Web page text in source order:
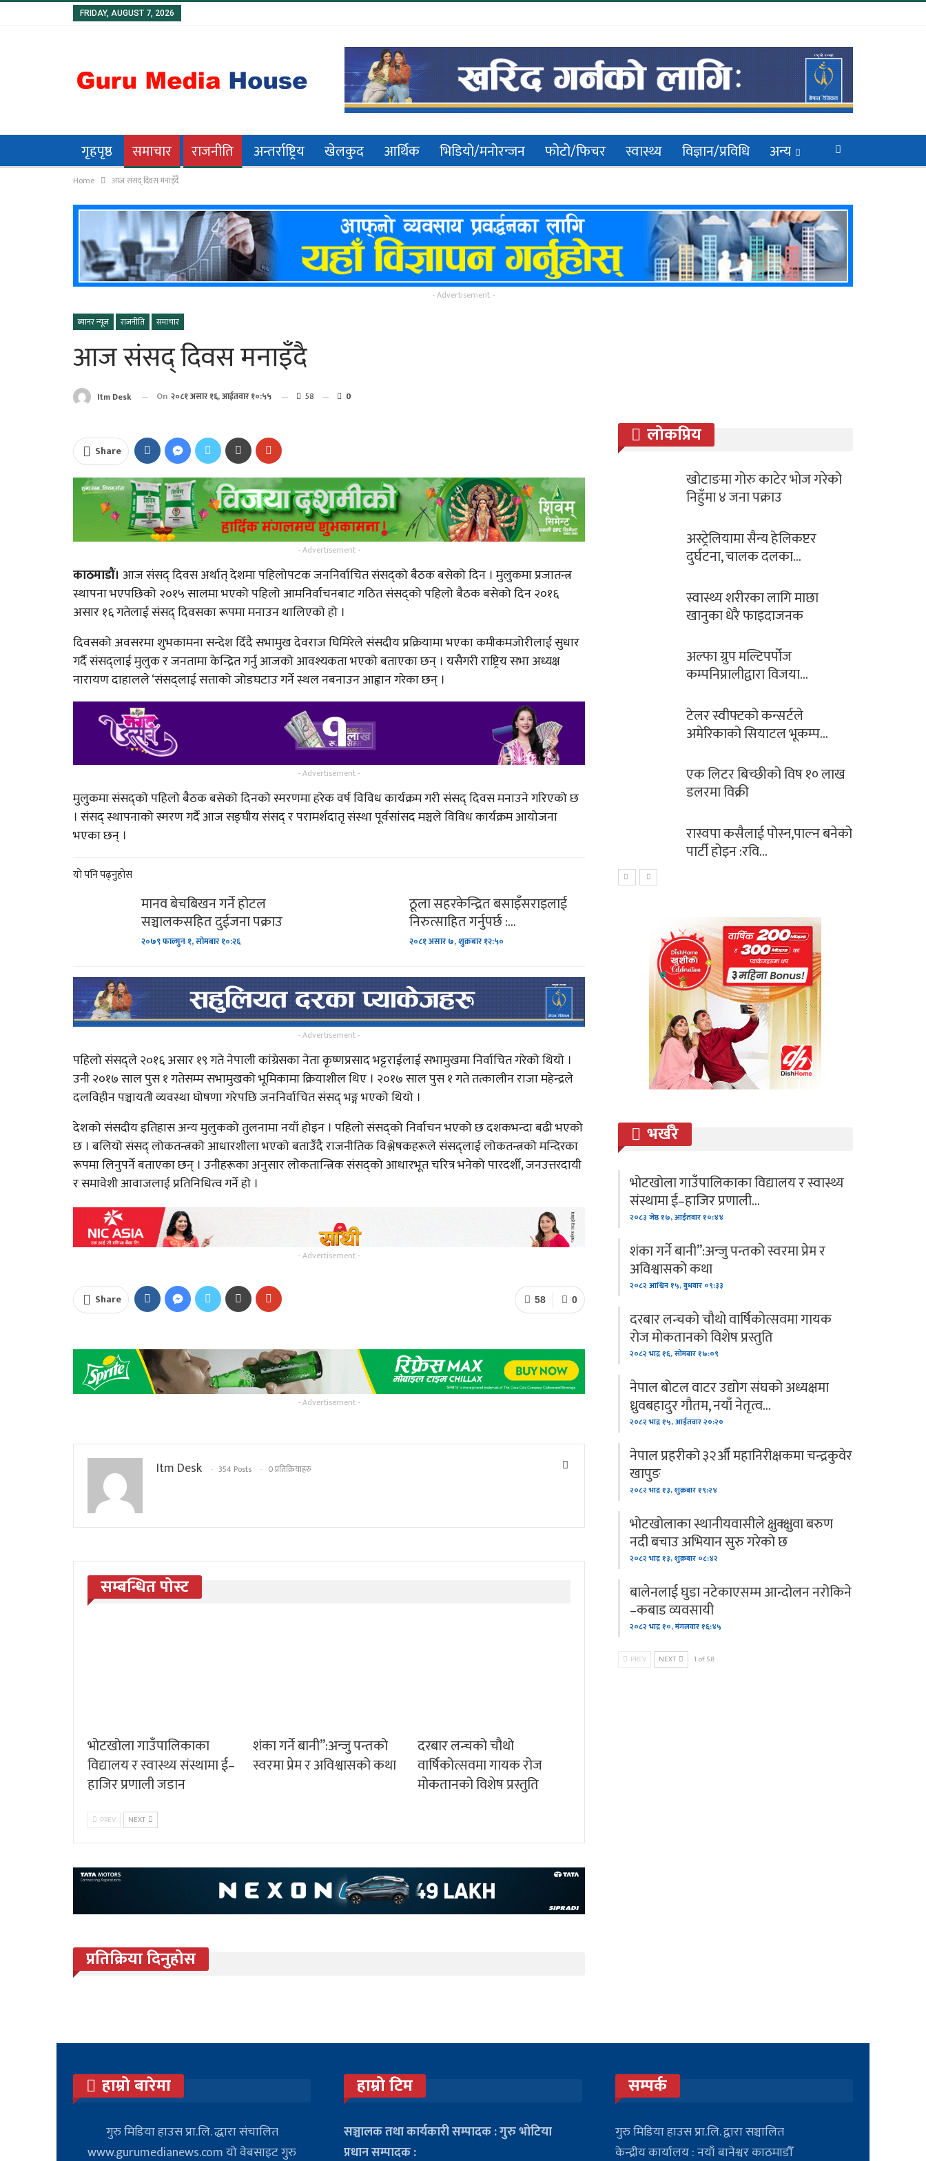
FRIDAY, AUGUST 7, 2026
गृहपृष्ठ समाचार राजनीति अन्तर्राष्ट्रिय खेलकुद आर्थिक भिडियो/मनोरन्जन फोटो/फिचर स्वास्थ्य विज्ञान/प्रविधि अन्य
Home आज संसद् दिवस मनाइँदै
- Advertisement -
ब्यानर न्यूज
राजनीति समाचार
आज संसद् दिवस मनाइँदै
Itm Desk On २०८१ असार १६, आईतवार १०:५५ 58 0
Share
- Advertisement -
काठमाडौं। आज संसद् दिवस अर्थात् देशमा पहिलोपटक जननिर्वाचित संसद्को बैठक बसेको दिन । मुलुकमा प्रजातन्त्र
स्थापना भएपछिको २०१५ सालमा भएको पहिलो आमनिर्वाचनबाट गठित संसद्को पहिलो बैठक बसेको दिन २०१६
असार १६ गतेलाई संसद् दिवसका रूपमा मनाउन थालिएको हो ।
दिवसको अवसरमा शुभकामना सन्देश दिँदै सभामुख देवराज घिमिरेले संसदीय प्रक्रियामा भएका कमीकमजोरीलाई सुधार
गर्दै संसद्लाई मुलुक र जनतामा केन्द्रित गर्नु आजको आवश्यकता भएको बताएका छन् । यसैगरी राष्ट्रिय सभा अध्यक्ष
नारायण दाहालले ‘संसद्लाई सत्ताको जोडघटाउ गर्ने स्थल नबनाउन आह्वान गरेका छन् ।
- Advertisement -
मुलुकमा संसद्को पहिलो बैठक बसेको दिनको स्मरणमा हरेक वर्ष विविध कार्यक्रम गरी संसद् दिवस मनाउने गरिएको छ
। संसद् स्थापनाको स्मरण गर्दै आज सङ्घीय संसद् र परामर्शदातृ संस्था पूर्वसांसद मञ्चले विविध कार्यक्रम आयोजना
भएका छन् ।
यो पनि पढ्नुहोस
मानव बेचबिखन गर्ने होटल
सञ्चालकसहित दुईजना पक्राउ
२०७९ फाल्गुन १, सोमबार १०:२६
ठूला सहरकेन्द्रित बसाइँसराइलाई
निरुत्साहित गर्नुपर्छ :…
२०८१ असार ७, शुक्रबार १२:५०
- Advertisement -
पहिलो संसद्ले २०१६ असार १९ गते नेपाली कांग्रेसका नेता कृष्णप्रसाद भट्टराईलाई सभामुखमा निर्वाचित गरेको थियो ।
उनी २०१७ साल पुस १ गतेसम्म सभामुखको भूमिकामा क्रियाशील थिए । २०१७ साल पुस १ गते तत्कालीन राजा महेन्द्रले
दलविहीन पञ्चायती व्यवस्था घोषणा गरेपछि जननिर्वाचित संसद् भङ्ग भएको थियो ।
देशको संसदीय इतिहास अन्य मुलुकको तुलनामा नयाँ होइन । पहिलो संसद्को निर्वाचन भएको छ दशकभन्दा बढी भएको
छ । बलियो संसद् लोकतन्त्रको आधारशीला भएको बताउँदै राजनीतिक विश्लेषकहरूले संसद्लाई लोकतन्त्रको मन्दिरका
रूपमा लिनुपर्ने बताएका छन् । उनीहरूका अनुसार लोकतान्त्रिक संसद्को आधारभूत चरित्र भनेको पारदर्शी, जनउत्तरदायी
र समावेशी आवाजलाई प्रतिनिधित्व गर्ने हो ।
- Advertisement -
0
58
Share
- Advertisement -
Itm Desk 354 Posts 0 प्रतिक्रियाहरु
सम्बन्धित पोस्ट
भोटखोला गाउँपालिकाका
विद्यालय र स्वास्थ्य संस्थामा ई–
हाजिर प्रणाली जडान
शंका गर्ने बानी”:अन्जु पन्तको
स्वरमा प्रेम र अविश्वासको कथा
दरबार लन्चको चौथो
वार्षिकोत्सवमा गायक रोज
मोकतानको विशेष प्रस्तुति
PREV NEXT
प्रतिक्रिया दिनुहोस
लोकप्रिय
पत्रकार प्रकाश बराईली
“अभिब्यक्ति” को मायाँ बिनाको…
आज सोमबार यसरी गर्नुहोस्
भगवान शिवको पुजा गर्दा नगर्नुहोस
यी १५ गल्ती !
भारतद्वारा नयाँ रकेट प्रक्षेपण
सिसेक्पा कप २०८० फुटसल
प्रतियोगिता’ साउन २७ र २८…
साबधान ! शनिबारको दिन भुलेर
पनि कहिल्यै नगर्नुहोस्…
गायिका संगीता मस्राङ्गी मगरको
‘तिमी नै त थियौँ…
गायक तथा संगीतकार मनिपाल
तामाङ कथानक चलचित्र ‘ङिङजे’
गायक तथा समाजसेवी बिश्नवराम
कार्कीको नयाँ गित…
याक्थुङ र धर्म पिपासु ?
झल्काउदै चलचित्र सुगुपको…
खोटाङमा गोरु काटेर भोज गरेको
निहुँमा ४ जना पक्राउ
अस्ट्रेलियामा सैन्य हेलिकप्टर
दुर्घटना, चालक दलका…
स्वास्थ्य शरीरका लागि माछा
खानुका धेरै फाइदाजनक
अल्फा ग्रुप मल्टिपर्पोज
कम्पनिप्रालीद्वारा विजया…
टेलर स्वीफ्टको कन्सर्टले
अमेरिकाको सियाटल भूकम्प…
एक लिटर बिच्छीको विष १० लाख
डलरमा विक्री
रास्वपा कसैलाई पोस्न,पाल्न बनेको
पार्टी होइन :रवि…
भर्खरै
भोटखोला गाउँपालिकाका विद्यालय र स्वास्थ्य
संस्थामा ई–हाजिर प्रणाली…
२०८३ जेष्ठ १७, आईतवार १०:४४
शंका गर्ने बानी”:अन्जु पन्तको स्वरमा प्रेम र
अविश्वासको कथा
२०८२ आश्विन १५, बुधबार ०९:३३
दरबार लन्चको चौथो वार्षिकोत्सवमा गायक
रोज मोकतानको विशेष प्रस्तुति
२०८२ भाद्र १६, सोमबार १७:०९
नेपाल बोटल वाटर उद्योग संघको अध्यक्षमा
ध्रुवबहादुर गौतम, नयाँ नेतृत्व…
२०८२ भाद्र १५, आईतवार २०:२०
नेपाल प्रहरीको ३२औँ महानिरीक्षकमा चन्द्रकुवेर
खापुङ
२०८२ भाद्र १३, शुक्रबार १९:२४
भोटखोलाका स्थानीयवासीले क्षुक्क्षुवा बरुण
नदी बचाउ अभियान सुरु गरेको छ
२०८२ भाद्र १३, शुक्रबार ०८:४२
बालेनलाई घुडा नटेकाएसम्म आन्दोलन नरोकिने
–कबाड व्यवसायी
२०८२ भाद्र १०, मंगलवार १६:४५
PREV NEXT 1 of 58
हाम्रो बारेमा
गुरु मिडिया हाउस प्रा.लि. द्धारा संचालित
www.gurumedianews.com यो वेबसाइट गुरु
हाम्रो टिम
सञ्चालक तथा कार्यकारी सम्पादक : गुरु भोटिया
प्रधान सम्पादक :
सम्पर्क
गुरु मिडिया हाउस प्रा.लि. द्वारा सञ्चालित
केन्द्रीय कार्यालय : नयाँ बानेश्वर काठमाडौँ